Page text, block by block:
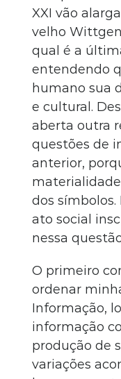
XXI vão
velho
qual é a
entendendo
humano sua
e cultural.
aberta outra
questões de
anterior,
dos
ato social
nessa
O primeiro
ordenar
Informação,
informação
produção de
variações